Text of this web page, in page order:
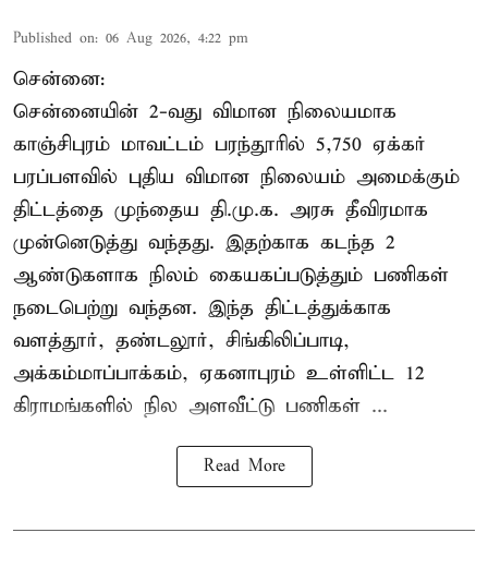
Published on: 06 Aug 2026, 4:22 pm
சென்னை:
சென்னையின் 2-வது விமான நிலையமாக
காஞ்சிபுரம் மாவட்டம் பரந்தூரில் 5,750 ஏக்கர்
பரப்பளவில் புதிய விமான நிலையம் அமைக்கும்
திட்டத்தை முந்தைய தி.மு.க. அரசு தீவிரமாக
முன்னெடுத்து வந்தது. இதற்காக கடந்த 2
ஆண்டுகளாக நிலம் கையகப்படுத்தும் பணிகள்
நடைபெற்று வந்தன. இந்த திட்டத்துக்காக
வளத்தூர், தண்டலூர், சிங்கிலிப்பாடி,
அக்கம்மாப்பாக்கம், ஏகனாபுரம் உள்ளிட்ட 12
கிராமங்களில் நில அளவீட்டு பணிகள் ...
Read More